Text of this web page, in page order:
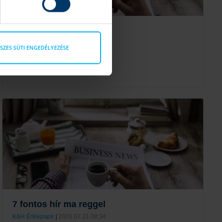
SÜTI ENGEDÉLYEZÉSE
11 fontos hír ma reggel
K&H Értékpapír 2026.07.24 08:35
EKB, olaj, Intel, SAP
Tovább
7 fontos hír ma reggel
K&H Értékpapír | 2026.07.21 08:34